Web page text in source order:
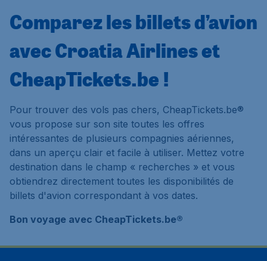
Comparez les billets d’avion
avec Croatia Airlines et
CheapTickets.be !
Pour trouver des vols pas chers, CheapTickets.be®
vous propose sur son site toutes les offres
intéressantes de plusieurs compagnies aériennes,
dans un aperçu clair et facile à utiliser. Mettez votre
destination dans le champ « recherches » et vous
obtiendrez directement toutes les disponibilités de
billets d'avion correspondant à vos dates.
Bon voyage avec CheapTickets.be®